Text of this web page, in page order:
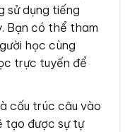
sử dụng tiếng
Bạn có thể tham
học cùng
trực tuyến để
cấu trúc câu vào
tạo được sự tự